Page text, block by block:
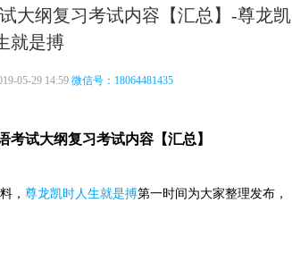
大纲复习考试内容【汇总】-尊龙凯
就是搏
05-29 14:59 微信号：18064481435
考试大纲复习考试内容【汇总】
， 尊龙凯时人生就是搏第一时间为大家整理发布，